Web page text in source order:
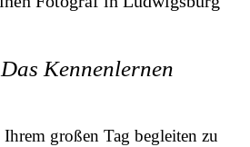
Kennenlernen
Ihrem großen Tag begleiten zu